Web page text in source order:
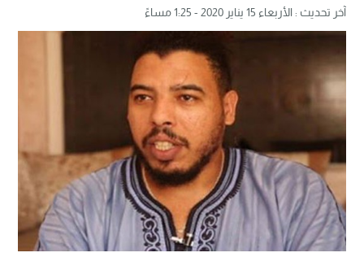
آخر تحديث : الأربعاء 15 يناير 2020 - 1:25 مساءً